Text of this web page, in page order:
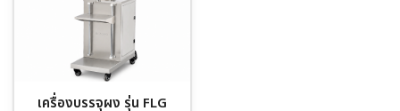
เครื่องบรรจุผง รุ่น FLG